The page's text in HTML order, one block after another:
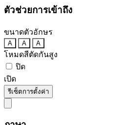
ตัวช่วยการเข้าถึง
ขนาดตัวอักษร
A A A
โหมดสีตัดกันสูง
ปิด
เปิด
รีเซ็ตการตั้งค่า